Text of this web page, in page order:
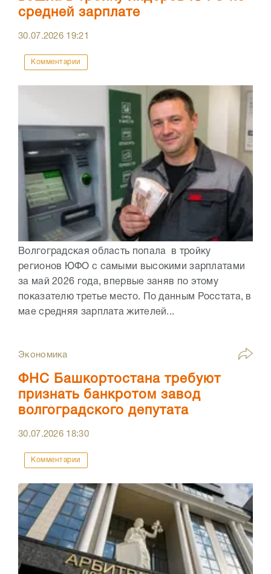
средней зарплате
30.07.2026 19:21
Комментарии
Волгоградская область попала в тройку
регионов ЮФО с самыми высокими зарплатами
за май 2026 года, впервые заняв по этому
показателю третье место. По данным Росстата, в
мае средняя зарплата жителей...
Экономика
ФНС Башкортостана требуют
признать банкротом завод
волгоградского депутата
30.07.2026 18:30
Комментарии